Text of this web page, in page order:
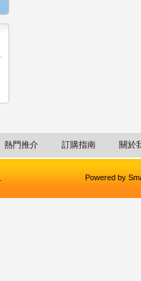
熱門推介 訂購指南 關於
Powered by